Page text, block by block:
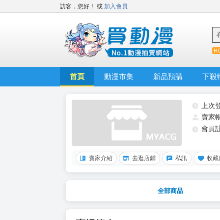
訪客，您好！ 或 加入會員
首頁 動漫市集 新品預購 下殺
上次
賣家
會員
賣家介紹 去逛店鋪 私訊 收藏
全部商品